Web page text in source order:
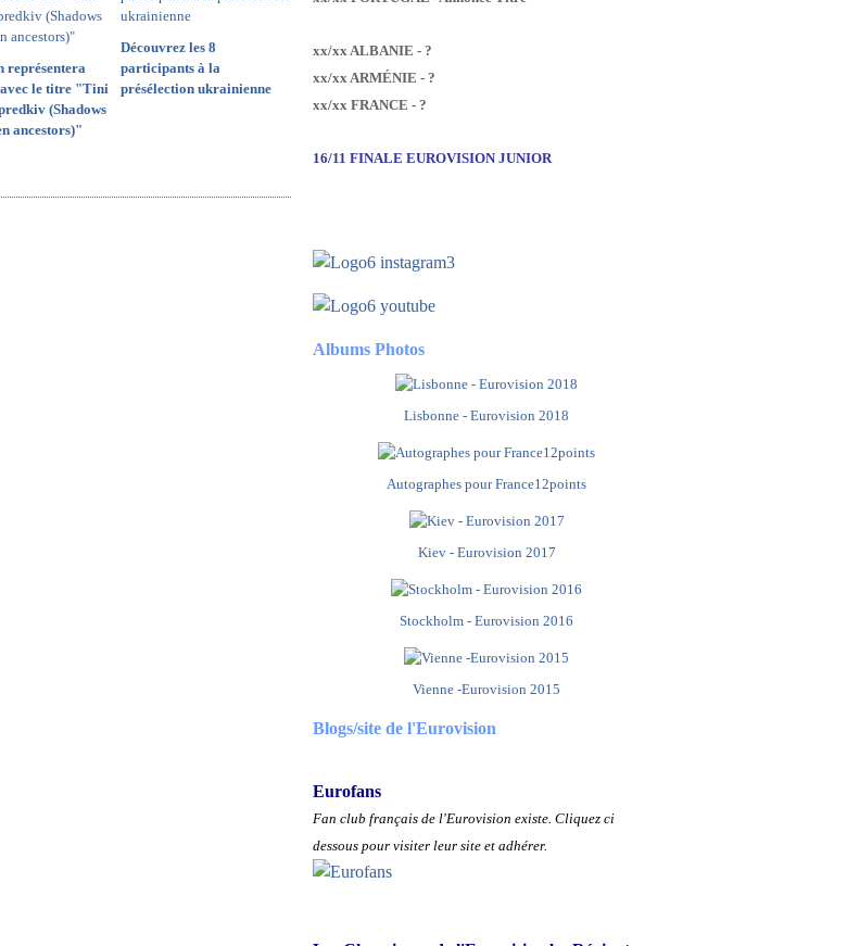
représentera
le titre "Tini
(Shadows
ancestors)"
Découvrez les 8
participants à la
présélection ukrainienne
xx/xx ALBANIE - ?
xx/xx ARMÉNIE - ?
xx/xx FRANCE - ?
16/11 FINALE EUROVISION JUNIOR
Albums Photos
Lisbonne - Eurovision 2018
Autographes pour France12points
Kiev - Eurovision 2017
Stockholm - Eurovision 2016
Vienne -Eurovision 2015
Blogs/site de l'Eurovision
Eurofans
Fan club français de l'Eurovision existe. Cliquez ci
dessous pour visiter leur site et adhérer.